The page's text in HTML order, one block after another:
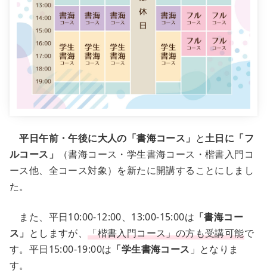
平日午前・午後に大人の「書海コース」 と土日に「フ
ルコース」
（書海コース・学生書海コース・楷書入門コ
ース他、全コース対象）を新たに開講することにしまし
た。
また、平日10:00-12:00、13:00-15:00は 「書海コー
ス」 としますが、「楷書入門コース」の方も受講可能で
す。平日15:00-19:00は 「学生書海コース 」となりま
す。